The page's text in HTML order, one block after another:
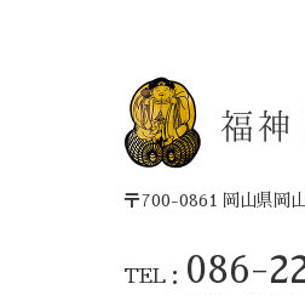
福神
〒700-0861 岡山県岡
TEL： 086-